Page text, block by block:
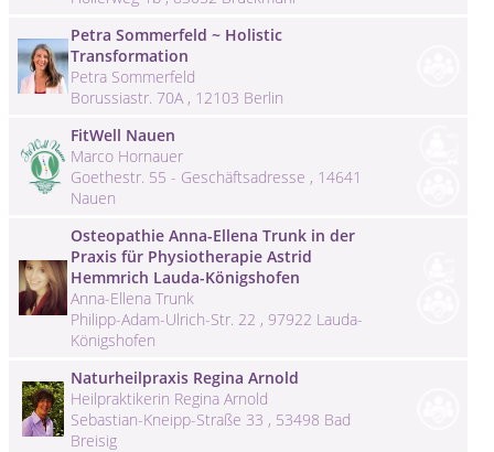
Petra Sommerfeld ~ Holistic
Transformation
Petra Sommerfeld
Borussiastr. 70A , 12103 Berlin
FitWell Nauen
Marco Hornauer
Goethestr. 55 - Geschäftsadresse , 14641
Nauen
Osteopathie Anna-Ellena Trunk in der
Praxis für Physiotherapie Astrid
Hemmrich Lauda-Königshofen
Anna-Ellena Trunk
Philipp-Adam-Ulrich-Str. 22 , 97922 Lauda-
Königshofen
Naturheilpraxis Regina Arnold
Heilpraktikerin Regina Arnold
Sebastian-Kneipp-Straße 33 , 53498 Bad
Breisig